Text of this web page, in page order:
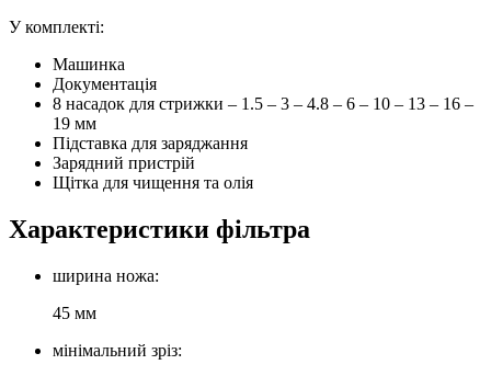
У комплекті:
Машинка
Документація
8 насадок для стрижки – 1.5 – 3 – 4.8 – 6 – 10 – 13 – 16 –
19 мм
Підставка для заряджання
Зарядний пристрій
Щітка для чищення та олія
Характеристики фільтра
ширина ножа:
45 мм
мінімальний зріз: